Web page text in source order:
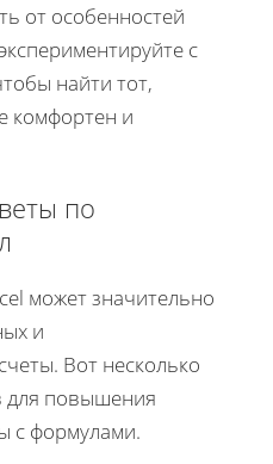
от особенностей
с
найти тот,
комфортен и
по
может значительно
и
Вот несколько
для повышения
с формулами.